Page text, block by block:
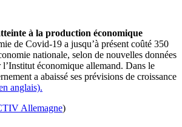
à la production économique
de Covid-19 a jusqu’à présent coûté 350
nationale, selon de nouvelles données
économique allemand. Dans le
a abaissé ses prévisions de croissance
anglais).
Allemagne)